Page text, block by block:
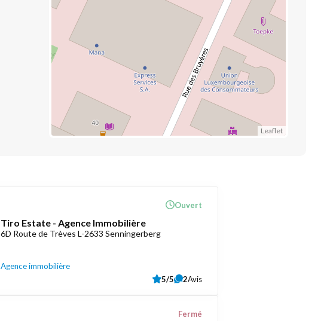
Leaflet
Tiro Estate - Agence Immobilière
6D Route de Trèves L-2633 Senningerberg
Agence immobilière
Ouvert
5/5 2Avis
Fermé